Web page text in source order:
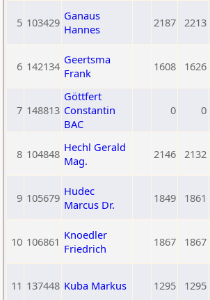
5 103429 Ganaus
Hannes
2187 2213
6 142134 Geertsma
Frank
1608 1626
7 148813
Göttfert
Constantin
BAC
0 0
8 104848 Hechl Gerald
Mag.
2146 2132
9 105679 Hudec
Marcus Dr.
1849 1861
10 106861 Knoedler
Friedrich
1867 1867
11 137448 Kuba Markus 1295 1295